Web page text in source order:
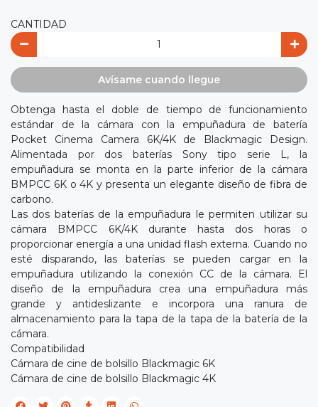
CANTIDAD
Avísame cuando llegue
Obtenga hasta el doble de tiempo de funcionamiento
estándar de la cámara con la empuñadura de batería
Pocket Cinema Camera 6K/4K de Blackmagic Design.
Alimentada por dos baterías Sony tipo serie L, la
empuñadura se monta en la parte inferior de la cámara
BMPCC 6K o 4K y presenta un elegante diseño de fibra de
carbono.
Las dos baterías de la empuñadura le permiten utilizar su
cámara BMPCC 6K/4K durante hasta dos horas o
proporcionar energía a una unidad flash externa. Cuando no
esté disparando, las baterías se pueden cargar en la
empuñadura utilizando la conexión CC de la cámara. El
diseño de la empuñadura crea una empuñadura más
grande y antideslizante e incorpora una ranura de
almacenamiento para la tapa de la tapa de la batería de la
cámara.
Compatibilidad
Cámara de cine de bolsillo Blackmagic 6K
Cámara de cine de bolsillo Blackmagic 4K